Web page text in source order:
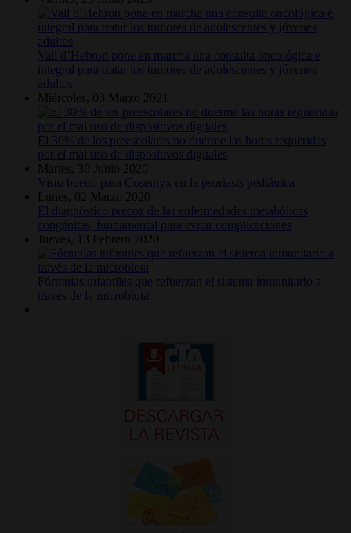
Vall d’Hebron pone en marcha una consulta oncológica e
integral para tratar los tumores de adolescentes y jóvenes
adultos
Miércoles, 03 Marzo 2021
El 30% de los preescolares no duerme las horas requeridas
por el mal uso de dispositivos digitales
Martes, 30 Junio 2020
Visto bueno para Cosentyx en la psoriasis pediátrica
Lunes, 02 Marzo 2020
El diagnóstico precoz de las enfermedades metabólicas
congénitas, fundamental para evitar complicaciones
Jueves, 13 Febrero 2020
Fórmulas infantiles que refuerzan el sistema inmunitario a
través de la microbiota